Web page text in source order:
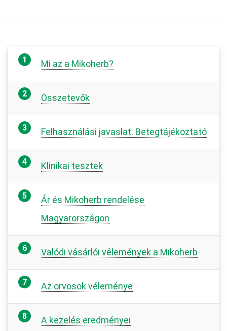
Mi az a Mikoherb?
Összetevők
Felhasználási javaslat. Betegtájékoztató
Klinikai tesztek
Ár és Mikoherb rendelése
Magyarországon
Valódi vásárlói vélemények a Mikoherb
Az orvosok véleménye
A kezelés eredményei